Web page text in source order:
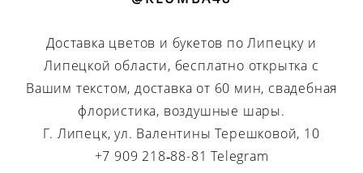
Доставка цветов и букетов по Липецку и
Липецкой области, бесплатно открытка с
Вашим текстом, доставка от 60 мин, свадебная
флористика, воздушные шары.
Г. Липецк, ул. Валентины Терешковой, 10
+7 909 218‑88-81 Telegram